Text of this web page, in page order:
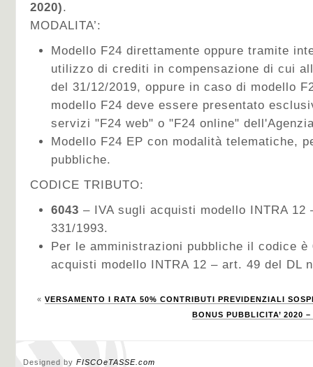
2020).
MODALITA’:
Modello F24 direttamente oppure tramite
utilizzo di crediti in compensazione di cui
del 31/12/2019, oppure in caso di modello
modello F24 deve essere presentato
servizi "F24 web" o "F24 online"
Modello F24 EP con modalità telematiche,
pubbliche.
CODICE TRIBUTO:
6043 – IVA sugli acquisti modello INTRA 12
331/1993.
Per le amministrazioni pubbliche il codice è
acquisti modello INTRA 12 – art. 49 del DL
« VERSAMENTO I RATA 50% CONTRIBUTI PREVIDENZIALI
BONUS PUBBLICITA’
Designed by FISCOeTASSE.com